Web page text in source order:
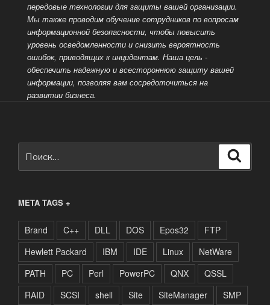
передовые технологии для защиты вашей организации.
Мы также проводим обучение сотрудников по вопросам
информационной безопасности, чтобы повысить
уровень осведомленности и снизить вероятность
ошибок, приводящих к инцидентам. Наша цель -
обеспечить надежную и всестороннюю защиту вашей
информации, позволяя вам сосредоточиться на
развитии бизнеса.
META TAGS +
Brand C++ DLL DOS Epos32
FTP
Hewlett Packard
IBM IDE Linux
NetWare
PATH
PC Perl PowerPC QNX
QSSL
RAID
SCSI shell Site SiteManager
SMP